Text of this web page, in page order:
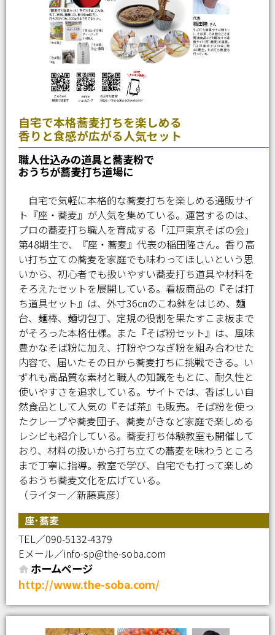
自宅で本格蕎麦打ちを楽しめる
香りと食感が広がる人気セット
職人仕込みの道具と蕎麦粉で
おうちが蕎麦打ち道場に
自宅で気軽に本格的な蕎麦打ちを楽しめる通販サイ
ト『座・蕎麦』が人気を集めている。運営するのは、
プロの蕎麦打ち職人を育成する「江戸東京そばの会」
第48期生で、『座・蕎麦』代表の稲田隆さん。香り高
い打ち立ての蕎麦を家庭でも味わってほしいという思
いから、初心者でも扱いやすい蕎麦打ち道具や材料を
そろえたセットを展開している。看板商品の『そば打
ち道具セット』は、外寸36㎝のこね鉢をはじめ、麺
台、麺棒、麺切包丁、定規の役割を果たすこま板まで
がそろった本格仕様。また『そば粉セット』は、風味
豊かなそば粉に加え、打粉やつなぎ粉を組み合わせた
内容で、届いたその日から蕎麦打ちに挑戦できる。い
ずれも高品質な素材と職人の知識をもとに、耐久性と
使いやすさを追求している。サイトでは、香ばしい自
然食品として人気の『そば茶』も販売。そば粉を使っ
たクレープや蕎麦団子、蕎麦がきなど家庭で楽しめる
レシピも紹介している。蕎麦打ち体験教室も開催して
おり、材料の扱いから打ち立ての蕎麦を味わうところ
まで丁寧に指導。教室で学び、自宅でも打って楽しめ
るおうち蕎麦文化を広げている。
（ライター／新藤真彦）
座･蕎麦
TEL／090-5132-4379
Eメール／info-sp@the-soba.com
ホームページ
http://www.the-soba.com/